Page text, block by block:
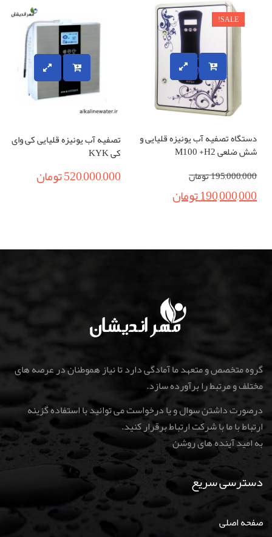
SALE!
دستگاه تصفیه آب یونیزه قلیایی و
شش ضلعی M100 +H2
195,000,000تومان
190,000,000تومان
تصفیه آب یونیزه قلیایی کی وای
کی KYK
520,000,000تومان
گروه متخصص و متعهد ما آمادگی دارد تا نیاز هموطنان در عرصه های
مختلف و مرتبط را برآورده سازد.
درصورت داشتن سوال و یا درخواست می توانید با استفاده گزینه
ارتباط با ما با شرکت ارتباط برقرار کنید.
به امید آینده های روشن
دسترسی سریع
صفحه اصلی